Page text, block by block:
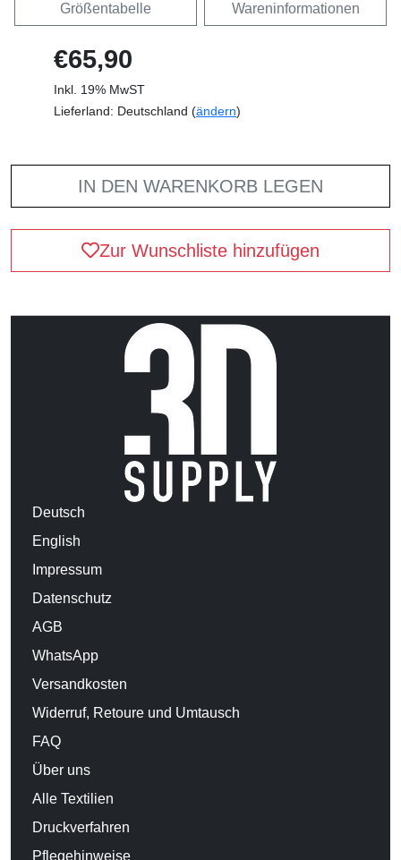
Größentabelle Wareninformationen
€65,90
Inkl. 19% MwST
Lieferland: Deutschland (ändern)
IN DEN WARENKORB LEGEN
Zur Wunschliste hinzufügen
Deutsch
English
Impressum
Datenschutz
AGB
WhatsApp
Versandkosten
Widerruf, Retoure und Umtausch
FAQ
Über uns
Alle Textilien
Druckverfahren
Pflegehinweise